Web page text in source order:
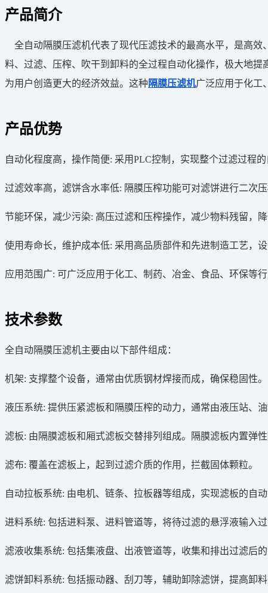
产品简介
全自动隔膜压滤机代表了现代压滤技术的最高水平，是高效
料、过滤、压榨、吹干到卸料的全过程自动化操作，极大地
为用户创造更大的经济效益。这种 隔膜压滤机广泛应用于化工
产品优势
自动化程度高，操作简便: 采用PLC控制，实现整个过滤过程
过滤效率高，滤饼含水率低: 隔膜压榨功能可对滤饼进行二次
节能环保，减少污染: 高压过滤和压榨操作，减少物料残留，
使用寿命长，维护成本低: 采用高品质部件和先进制造工艺，
应用范围广: 可广泛应用于化工、制药、冶金、食品、环保等
技术参数
全自动隔膜压滤机主要由以下部件组成：
机架: 支撑整个设备，通常由优质钢材焊接而成，确保稳固性。
液压系统: 提供压紧滤板和隔膜压榨的动力，通常由液压站、
滤板: 由隔膜滤板和厢式滤板交替排列组成。隔膜滤板内置弹
滤布: 覆盖在滤板上，起到过滤介质的作用，拦截固体颗粒。
自动拉板系统: 由电机、链条、拉板器等组成，实现滤板的自
进料系统: 包括进料泵、进料管道等，将待过滤的悬浮液输入过
滤液收集系统: 包括集液盘、出液管道等，收集和排出过滤后的
滤饼卸料系统: 包括振动器、刮刀等，辅助卸除滤饼，提高卸料